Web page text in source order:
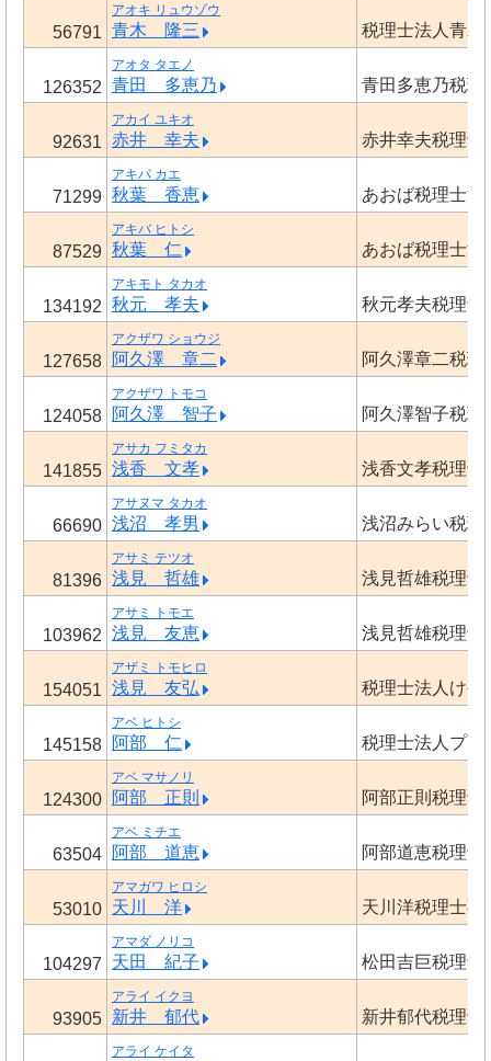
56791
アオキ リュウゾウ
青木 隆三 税理士法人青木
126352
アオタ タエノ
青田 多恵乃 青田多恵乃税理
92631
アカイ ユキオ
赤井 幸夫 赤井幸夫税理士
71299
アキバ カエ
秋葉 香恵 あおば税理士
87529
アキバ ヒトシ
秋葉 仁 あおば税理士法
134192
アキモト タカオ
秋元 孝夫 秋元孝夫税理士
127658
アクザワ ショウジ
阿久澤 章二 阿久澤章二税理
124058
アクザワ トモコ
阿久澤 智子 阿久澤智子税理
141855
アサカ フミタカ
浅香 文孝 浅香文孝税理士
66690
アサヌマ タカオ
浅沼 孝男 浅沼みらい税
81396
アサミ テツオ
浅見 哲雄 浅見哲雄税理士
103962
アサミ トモエ
浅見 友恵 浅見哲雄税理士
154051
アザミ トモヒロ
浅見 友弘 税理士法人けや
145158
アベ ヒトシ
阿部 仁 税理士法人プ
124300
アベ マサノリ
阿部 正則 阿部正則税理士
63504
アベ ミチエ
阿部 道恵 阿部道恵税理士
53010
アマガワ ヒロシ
天川 洋 天川洋税理士事
104297
アマダ ノリコ
天田 紀子 松田吉巨税理士
93905
アライ イクヨ
新井 郁代 新井郁代税理士
アライ ケイタ